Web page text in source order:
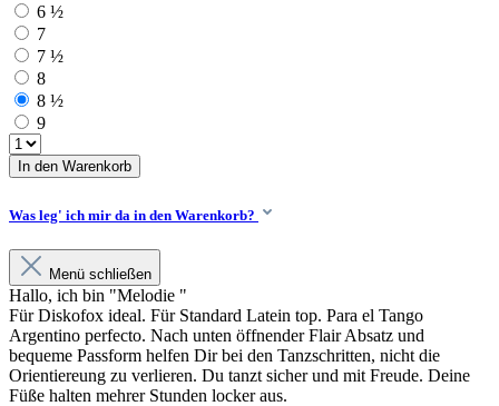
6 ½
7
7 ½
8
8 ½
9
In den Warenkorb
Was leg' ich mir da in den Warenkorb?
Menü schließen
Hallo, ich bin "Melodie "
Für Diskofox ideal. Für Standard Latein top. Para el Tango
Argentino perfecto. Nach unten öffnender Flair Absatz und
bequeme Passform helfen Dir bei den Tanzschritten, nicht die
Orientiereung zu verlieren. Du tanzt sicher und mit Freude. Deine
Füße halten mehrer Stunden locker aus.